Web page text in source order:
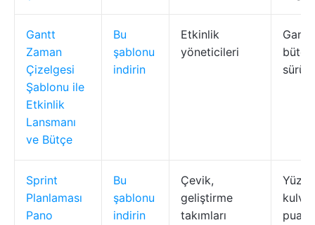
Gantt
Zaman
Çizelgesi
Şablonu ile
Etkinlik
Lansmanı
ve Bütçe
Bu
şablonu
indirin
Etkinlik
yöneticileri
Sprint
Planlaması
Pano
Bu
şablonu
indirin
Çevik,
geliştirme
takımları